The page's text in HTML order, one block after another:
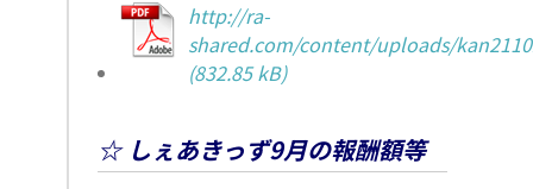
http://ra-
shared.com/content/uploads/
☆ しぇあきっず9月の報酬額等